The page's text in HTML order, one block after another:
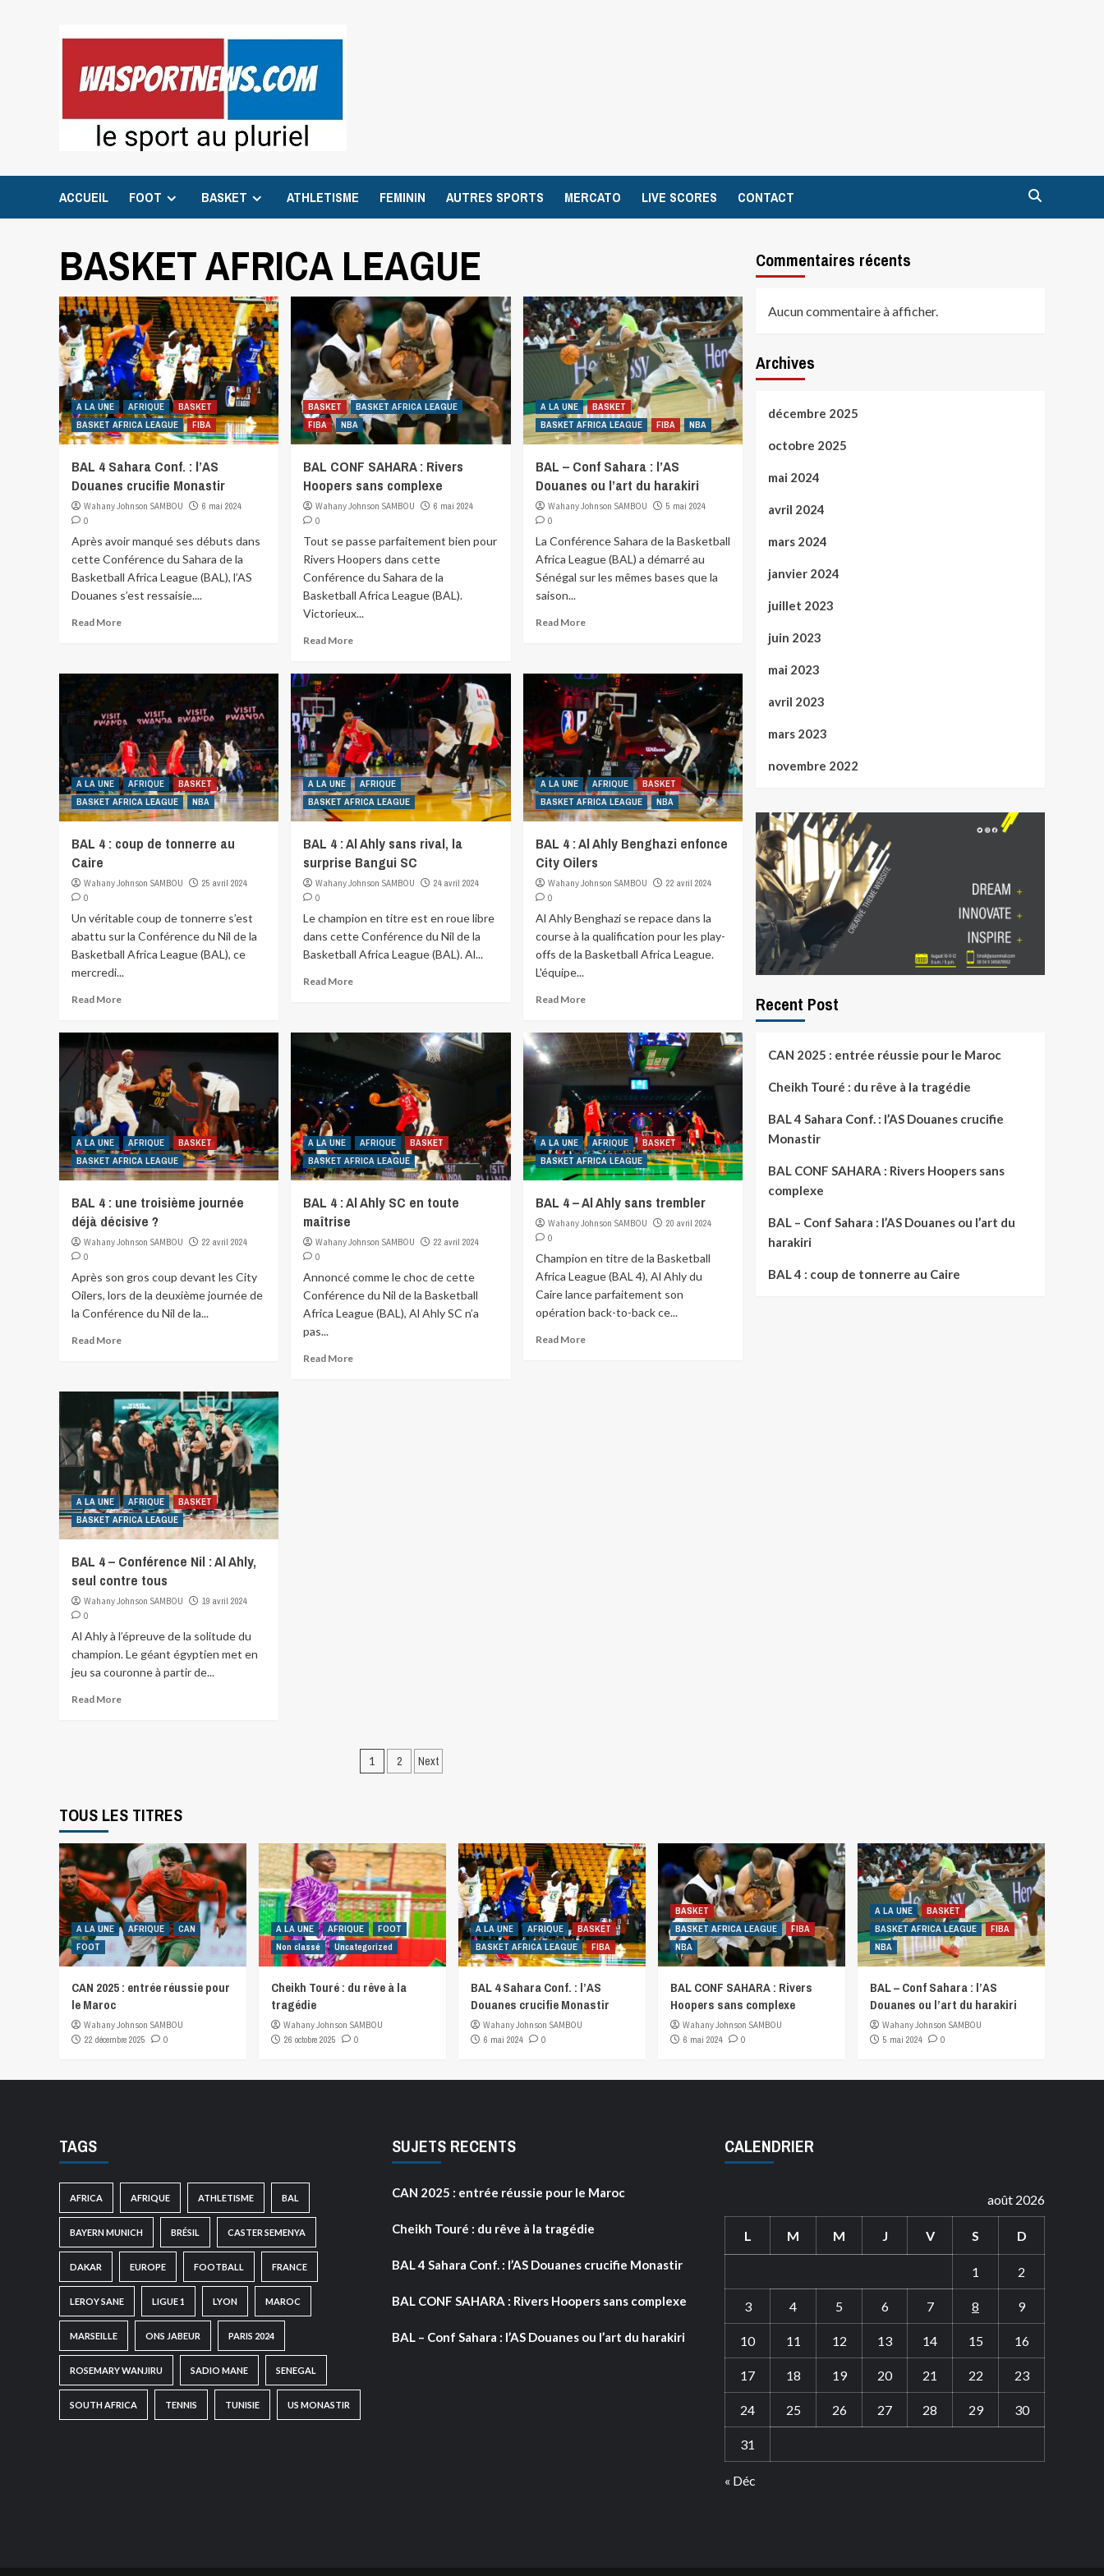
ACCUEIL FOOT BASKET ATHLETISME FEMININ AUTRES SPORTS MERCATO LIVE SCORES CONTACT
BASKET AFRICA LEAGUE
A LA UNE AFRIQUE
BASKET
BASKET AFRICA LEAGUE
FIBA
BAL 4 Sahara Conf. : l’AS
Douanes crucifie Monastir
Wahany Johnson SAMBOU
6 mai 2024
0
Après avoir manqué ses débuts dans
cette Conférence du Sahara de la
Basketball Africa League (BAL), l’AS
Douanes s’est ressaisie....
Read More
BASKET
BASKET AFRICA LEAGUE
FIBA
NBA
BAL CONF SAHARA : Rivers
Hoopers sans complexe
Wahany Johnson SAMBOU
6 mai 2024
0
Tout se passe parfaitement bien pour
Rivers Hoopers dans cette
Conférence du Sahara de la
Basketball Africa League (BAL).
Victorieux...
Read More
A LA UNE
BASKET
BASKET AFRICA LEAGUE
FIBA NBA
BAL – Conf Sahara : l’AS
Douanes ou l’art du harakiri
Wahany Johnson SAMBOU
5 mai 2024
0
La Conférence Sahara de la Basketball
Africa League (BAL) a démarré au
Sénégal sur les mêmes bases que la
saison...
Read More
A LA UNE AFRIQUE
BASKET
BASKET AFRICA LEAGUE
NBA
BAL 4 : coup de tonnerre au
Caire
Wahany Johnson SAMBOU
25 avril 2024
0
Un véritable coup de tonnerre s’est
abattu sur la Conférence du Nil de la
Basketball Africa League (BAL), ce
mercredi...
Read More
A LA UNE
AFRIQUE
BASKET AFRICA LEAGUE
BAL 4 : Al Ahly sans rival, la
surprise Bangui SC
Wahany Johnson SAMBOU
24 avril 2024
0
Le champion en titre est en roue libre
dans cette Conférence du Nil de la
Basketball Africa League (BAL). Al...
Read More
A LA UNE AFRIQUE
BASKET
BASKET AFRICA LEAGUE
NBA
BAL 4 : Al Ahly Benghazi enfonce
City Oilers
Wahany Johnson SAMBOU
22 avril 2024
0
Al Ahly Benghazi se repace dans la
course à la qualification pour les play-
offs de la Basketball Africa League.
L'équipe...
Read More
A LA UNE AFRIQUE
BASKET
BASKET AFRICA LEAGUE
BAL 4 : une troisième journée
déjà décisive ?
Wahany Johnson SAMBOU
22 avril 2024
0
Après son gros coup devant les City
Oilers, lors de la deuxième journée de
la Conférence du Nil de la...
Read More
A LA UNE AFRIQUE
BASKET
BASKET AFRICA LEAGUE
BAL 4 : Al Ahly SC en toute
maîtrise
Wahany Johnson SAMBOU
22 avril 2024
0
Annoncé comme le choc de cette
Conférence du Nil de la Basketball
Africa League (BAL), Al Ahly SC n’a
pas...
Read More
A LA UNE AFRIQUE
BASKET
BASKET AFRICA LEAGUE
BAL 4 – Al Ahly sans trembler
Wahany Johnson SAMBOU
20 avril 2024
0
Champion en titre de la Basketball
Africa League (BAL 4), Al Ahly du
Caire lance parfaitement son
opération back-to-back ce...
Read More
A LA UNE AFRIQUE
BASKET
BASKET AFRICA LEAGUE
BAL 4 – Conférence Nil : Al Ahly,
seul contre tous
Wahany Johnson SAMBOU
19 avril 2024
0
Al Ahly à l’épreuve de la solitude du
champion. Le géant égyptien met en
jeu sa couronne à partir de...
Read More
Pagination
1 2 Next
Commentaires récents
Aucun commentaire à afficher.
Archives
décembre 2025
octobre 2025
mai 2024
avril 2024
mars 2024
janvier 2024
juillet 2023
juin 2023
mai 2023
avril 2023
mars 2023
novembre 2022
Recent Post
CAN 2025 : entrée réussie pour le Maroc
Cheikh Touré : du rêve à la tragédie
BAL 4 Sahara Conf. : l’AS Douanes crucifie
Monastir
BAL CONF SAHARA : Rivers Hoopers sans
complexe
BAL – Conf Sahara : l’AS Douanes ou l’art du
harakiri
BAL 4 : coup de tonnerre au Caire
TOUS LES TITRES
A LA UNE AFRIQUE
CAN
FOOT
CAN 2025 : entrée réussie pour
le Maroc
Wahany Johnson SAMBOU
22 décembre 2025
0
A LA UNE AFRIQUE
FOOT
Non classé
Uncategorized
Cheikh Touré : du rêve à la
tragédie
Wahany Johnson SAMBOU
26 octobre 2025
0
A LA UNE AFRIQUE
BASKET
BASKET AFRICA LEAGUE
FIBA
BAL 4 Sahara Conf. : l’AS
Douanes crucifie Monastir
Wahany Johnson SAMBOU
6 mai 2024
0
BASKET
BASKET AFRICA LEAGUE
FIBA
NBA
BAL CONF SAHARA : Rivers
Hoopers sans complexe
Wahany Johnson SAMBOU
6 mai 2024
0
A LA UNE
BASKET
BASKET AFRICA LEAGUE
FIBA
NBA
BAL – Conf Sahara : l’AS
Douanes ou l’art du harakiri
Wahany Johnson SAMBOU
5 mai 2024
0
TAGS
AFRICA AFRIQUE ATHLETISME BAL
BAYERN MUNICH BRÉSIL CASTER SEMENYA
DAKAR EUROPE FOOTBALL FRANCE
LEROY SANE LIGUE 1 LYON MAROC
MARSEILLE ONS JABEUR PARIS 2024
ROSEMARY WANJIRU SADIO MANE SENEGAL
SOUTH AFRICA TENNIS TUNISIE US MONASTIR
SUJETS RECENTS
CAN 2025 : entrée réussie pour le Maroc
Cheikh Touré : du rêve à la tragédie
BAL 4 Sahara Conf. : l’AS Douanes crucifie Monastir
BAL CONF SAHARA : Rivers Hoopers sans complexe
BAL – Conf Sahara : l’AS Douanes ou l’art du harakiri
CALENDRIER
août 2026
L M M J V S D
1 2
3 4 5 6 7 8 9
10 11 12 13 14 15 16
17 18 19 20 21 22 23
24 25 26 27 28 29 30
31
« Déc